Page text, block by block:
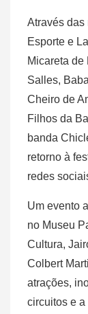
Através das
Esporte e
Micareta
Salles,
Cheiro de
Filhos da
banda
retorno à
redes
Um evento
no Museu
Cultura,
Colbert
atrações,
circuitos e a